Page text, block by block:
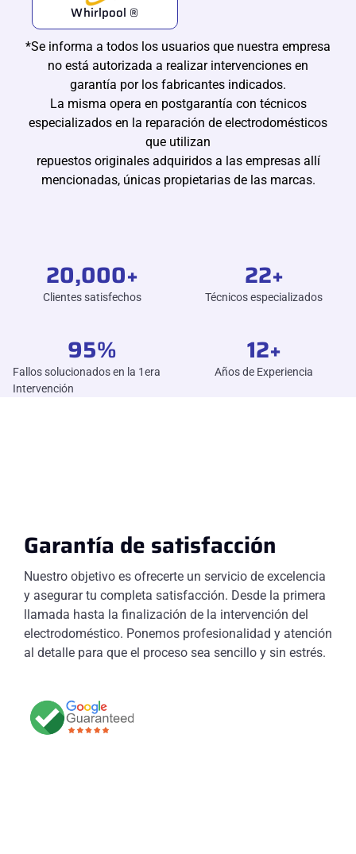
Whirlpool ®
*Se informa a todos los usuarios que nuestra empresa
no está autorizada a realizar intervenciones en
garantía por los fabricantes indicados.
La misma opera en postgarantía con técnicos
especializados en la reparación de electrodomésticos
que utilizan
repuestos originales adquiridos a las empresas allí
mencionadas, únicas propietarias de las marcas.
Clientes satisfechos
20,000+
Técnicos especializados
22+
Fallos solucionados en la 1era
Intervención
95%
Años de Experiencia
12+
Garantía de satisfacción
Nuestro objetivo es ofrecerte un servicio de excelencia
y asegurar tu completa satisfacción. Desde la primera
llamada hasta la finalización de la intervención del
electrodoméstico. Ponemos profesionalidad y atención
al detalle para que el proceso sea sencillo y sin estrés.